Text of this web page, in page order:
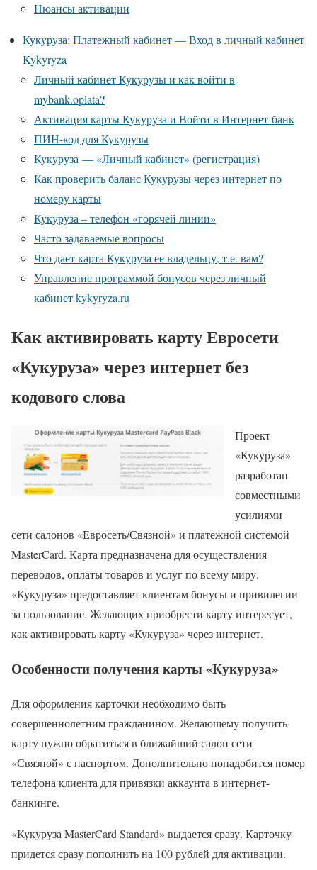
Нюансы активации
Кукуруза: Платежный кабинет — Вход в личный кабинет
Kykyryza
Личный кабинет Кукурузы и как войти в
mybank.oplata?
Активация карты Кукуруза и Войти в Интернет-банк
ПИН-код для Кукурузы
Кукуруза — «Личный кабинет» (регистрация)
Как проверить баланс Кукурузы через интернет по
номеру карты
Кукуруза – телефон «горячей линии»
Часто задаваемые вопросы
Что дает карта Кукуруза ее владельцу, т.е. вам?
Управление программой бонусов через личный
кабинет kykyryza.ru
Как активировать карту Евросети
«Кукуруза» через интернет без
кодового слова
Проект
«Кукуруза»
разработан
совместными
усилиями
сети салонов «Евросеть/Связной» и платёжной системой
MasterCard. Карта предназначена для осуществления
переводов, оплаты товаров и услуг по всему миру.
«Кукуруза» предоставляет клиентам бонусы и привилегии
за пользование. Желающих приобрести карту интересует,
как активировать карту «Кукуруза» через интернет.
Особенности получения карты «Кукуруза»
Для оформления карточки необходимо быть
совершеннолетним гражданином. Желающему получить
карту нужно обратиться в ближайший салон сети
«Связной» с паспортом. Дополнительно понадобится номер
телефона клиента для привязки аккаунта в интернет-
банкинге.
«Кукуруза MasterCard Standаrd» выдается сразу. Карточку
придется сразу пополнить на 100 рублей для активации.